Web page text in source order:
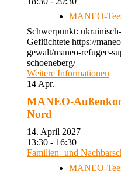
MANEO-
Schwerpunkt:
Geflüchtete https://
gewalt/maneo-refugee-
schoeneberg/
Weitere Informationen
14 Apr.
MANEO-
Nord
14. April 2027
13:30 - 16:30
Familien- und
MANEO-